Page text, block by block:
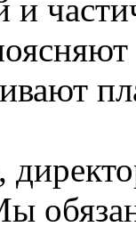
и